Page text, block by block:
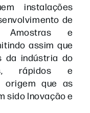
instalações
de
Amostras e
assim que
da indústria do
rápidos e
origem que as
sido Inovação e